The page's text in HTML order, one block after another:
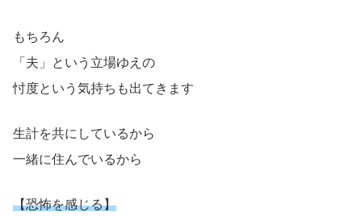
もちろん
「夫」という立場ゆえの
忖度という気持ちも出てきます
生計を共にしているから
一緒に住んでいるから
【恐怖を感じる】